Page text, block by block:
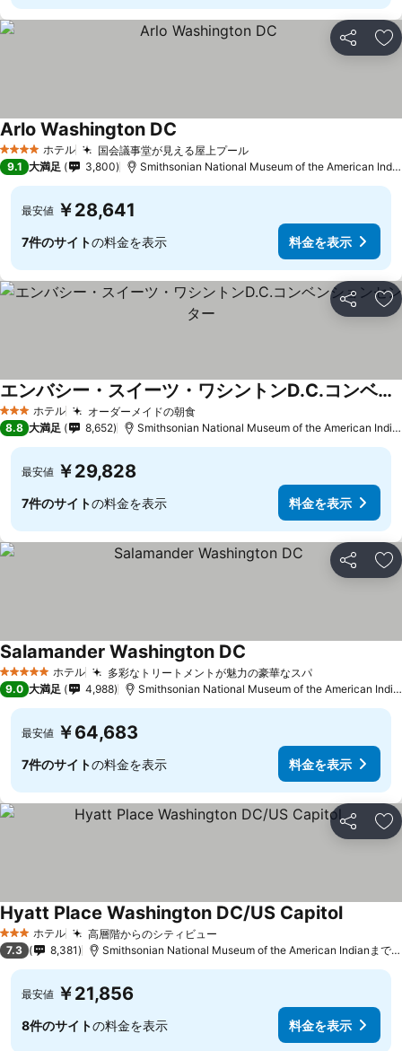
シェア お
4 ホテルのランク
ホテル 国会議事堂が見える屋上プール
Arlo Washington DC
9.1 大満足 3,800 Smithsonian National Museum of the American Indianまで1.1 km
最安値 ￥28,641
7件のサイトの料金を表示 料金を表示
シェア お
3 ホテルのランク
ホテル オーダーメイドの朝食
エンバシー・スイーツ・ワシントンD.C.コンベンションセンター
8.8 大満足 8,652 Smithsonian National Museum of the American Indianまで1.7 km
最安値 ￥29,828
7件のサイトの料金を表示 料金を表示
シェア お
5 ホテルのランク
ホテル 多彩なトリートメントが魅力の豪華なスパ
Salamander Washington DC
9.0 大満足 4,988 Smithsonian National Museum of the American Indianまで1.3 km
最安値 ￥64,683
7件のサイトの料金を表示 料金を表示
シェア お
3 ホテルのランク
ホテル 高層階からのシティビュー
Hyatt Place Washington DC/US Capitol
7.3 8,381 Smithsonian National Museum of the American Indianまで2.3 km
最安値 ￥21,856
8件のサイトの料金を表示 料金を表示